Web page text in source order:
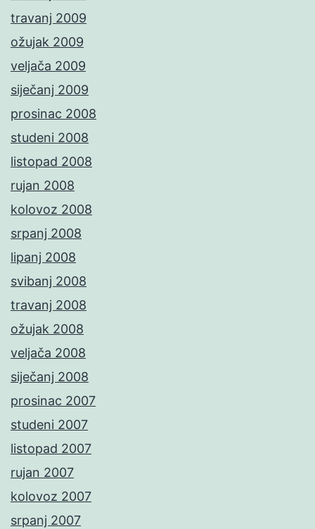
travanj 2009
ožujak 2009
veljača 2009
siječanj 2009
prosinac 2008
studeni 2008
listopad 2008
rujan 2008
kolovoz 2008
srpanj 2008
lipanj 2008
svibanj 2008
travanj 2008
ožujak 2008
veljača 2008
siječanj 2008
prosinac 2007
studeni 2007
listopad 2007
rujan 2007
kolovoz 2007
srpanj 2007